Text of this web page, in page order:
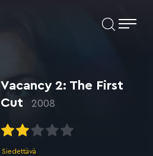
Vacancy 2: The First
Cut
2008
Siedettävä